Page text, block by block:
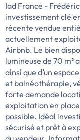
Iad France -
investissement clé
récente vendue
actuellement
Airbnb. Le bien
lumineuse de 70 m²
ainsi que d’un
et balnéothérapie,
forte demande
exploitation en
possible. Idéal
sécurisé et prêt à